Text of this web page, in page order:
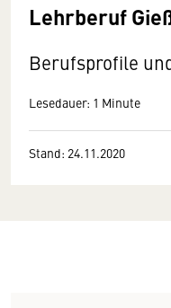
Lehrberuf
Berufsprofile
Lesedauer: 1 Minute
Stand: 24.11.2020